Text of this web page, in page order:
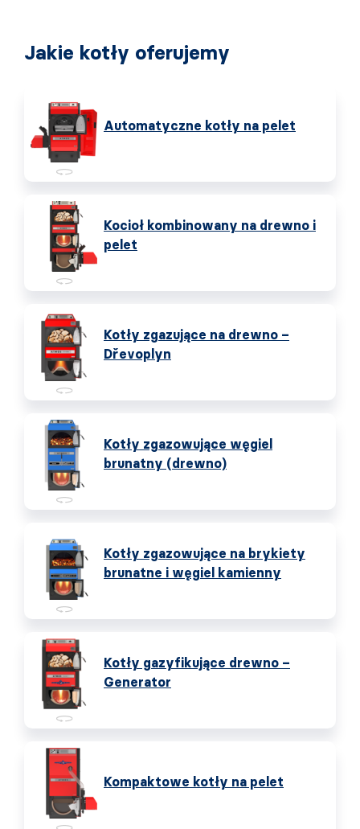
Jakie kotły oferujemy
Automatyczne kotły na pelet
Kocioł kombinowany na drewno i
pelet
Kotły zgazujące na drewno –
Dřevoplyn
Kotły zgazowujące węgiel
brunatny (drewno)
Kotły zgazowujące na brykiety
brunatne i węgiel kamienny
Kotły gazyfikujące drewno –
Generator
Kompaktowe kotły na pelet